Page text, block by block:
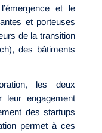
et le
et porteuses
de la transition
des bâtiments
les deux
leur engagement
des startups
permet à ces